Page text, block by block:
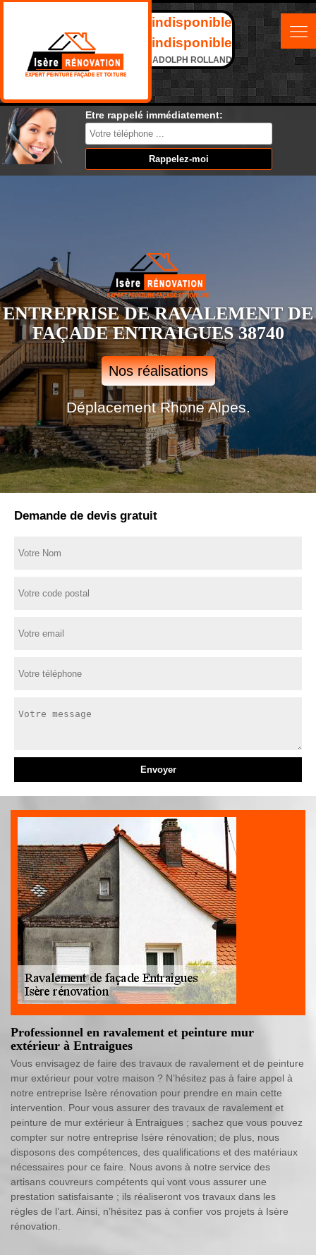
indisponible
indisponible
ADOLPH ROLLAND
Etre rappelé immédiatement:
ENTREPRISE DE RAVALEMENT DE
FAÇADE ENTRAIGUES 38740
Nos réalisations
Déplacement Rhone Alpes.
Demande de devis gratuit
Professionnel en ravalement et peinture mur
extérieur à Entraigues
Vous envisagez de faire des travaux de ravalement et de peinture
mur extérieur pour votre maison ? N’hésitez pas à faire appel à
notre entreprise Isère rénovation pour prendre en main cette
intervention. Pour vous assurer des travaux de ravalement et
peinture de mur extérieur à Entraigues ; sachez que vous pouvez
compter sur notre entreprise Isère rénovation; de plus, nous
disposons des compétences, des qualifications et des matériaux
nécessaires pour ce faire. Nous avons à notre service des
artisans couvreurs compétents qui vont vous assurer une
prestation satisfaisante ; ils réaliseront vos travaux dans les
règles de l’art. Ainsi, n’hésitez pas à confier vos projets à Isère
rénovation.